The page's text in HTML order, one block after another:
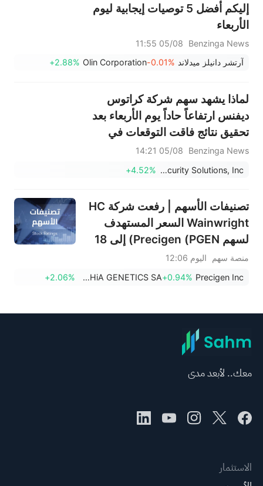
إليكم أفضل 5 توصيات إيجابية ليوم
الأربعاء
Benzinga News
05/08 11:55
آرتشر دانيلز ميدلاند -0.01%
Olin Corporation
+2.88%
لماذا يشهد سهم شركة كراتوس
ديفنس ارتفاعاً حاداً يوم الأربعاء بعد
تحقيق نتائج فاقت التوقعات في
الربع الثاني ورفع التوقعات؟
Benzinga News
05/08 14:21
Kratos Defense & Security Solutions, Inc.
+4.52%
تصنيفات الأسهم | رفعت شركة HC
Wainwright السعر المستهدف
لسهم Precigen (PGEN) إلى 18
دولار، ما يشير إلى إمكانية ارتفاعه
بنسبة 161.25%؛ فيما رفعت
منصة سهم
اليوم 12:06
Precigen Inc
+0.94%
SOPHiA GENETICS SA
+2.06%
معك.. لأبعد مدى
الاستثمار